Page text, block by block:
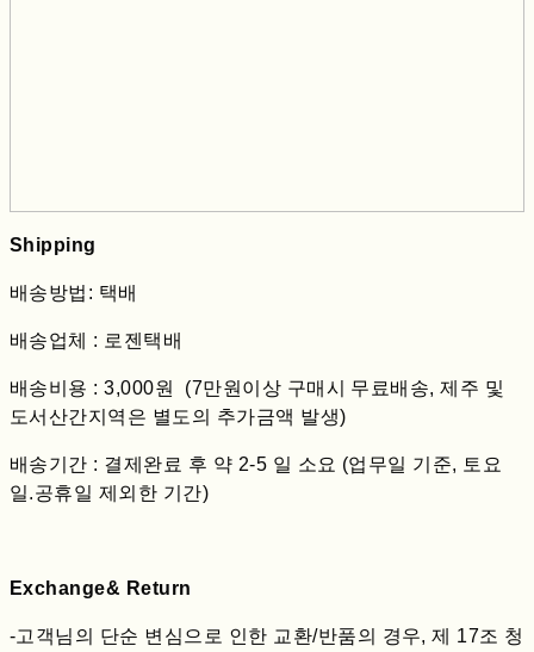
Shipping
배송방법: 택배
배송업체 : 로젠택배
배송비용 : 3,000원 (7만원이상 구매시 무료배송, 제주 및
도서산간지역은 별도의 추가금액 발생)
배송기간 : 결제완료 후 약 2-5 일 소요 (업무일 기준, 토요
일.공휴일 제외한 기간)
Exchange& Return
-고객님의 단순 변심으로 인한 교환/반품의 경우, 제 17조 청